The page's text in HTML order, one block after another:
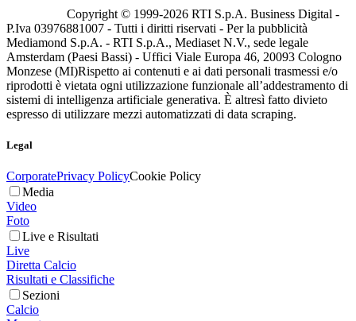
Copyright © 1999-2026 RTI S.p.A. Business Digital -
P.Iva 03976881007 - Tutti i diritti riservati - Per la pubblicità
Mediamond S.p.A. - RTI S.p.A., Mediaset N.V., sede legale
Amsterdam (Paesi Bassi) - Uffici Viale Europa 46, 20093 Cologno
Monzese (MI)Rispetto ai contenuti e ai dati personali trasmessi e/o
riprodotti è vietata ogni utilizzazione funzionale all’addestramento di
sistemi di intelligenza artificiale generativa. È altresì fatto divieto
espresso di utilizzare mezzi automatizzati di data scraping.
Legal
CorporatePrivacy PolicyCookie Policy
Media
Video
Foto
Live e Risultati
Live
Diretta Calcio
Risultati e Classifiche
Sezioni
Calcio